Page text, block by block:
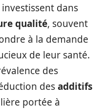
dans
qualité, souvent
à la demande
de leur santé.
des
desadditifs
portée à